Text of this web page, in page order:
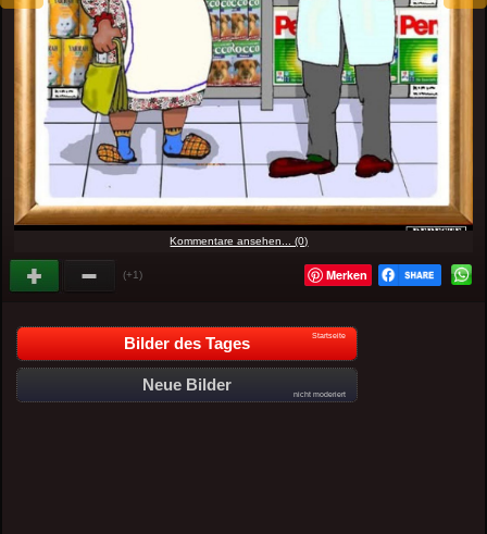
Kommentare ansehen... (0)
(+1) Merken
Bilder des Tages Startseite
Neue Bilder
nicht moderiert